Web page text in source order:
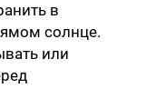
в
солнце.
или